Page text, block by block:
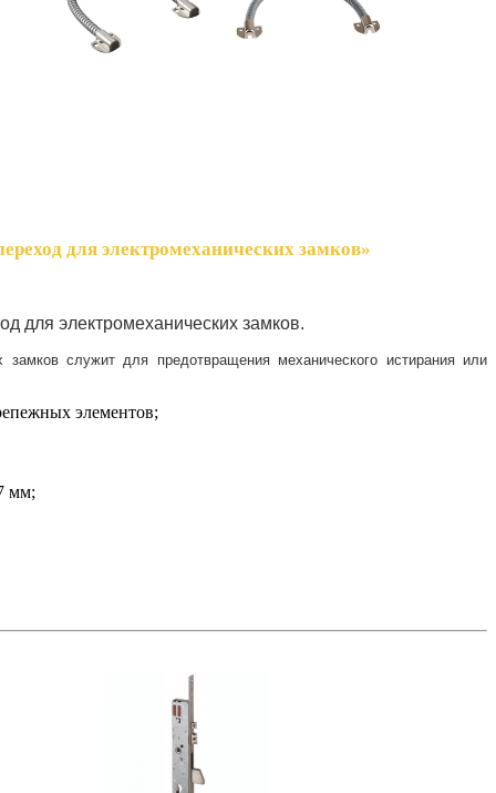
для электромеханических замков»
для электромеханических замков.
замков служит для предотвращения механического истирания или
элементов;
мм;